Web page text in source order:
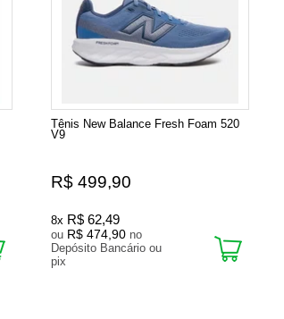
Tênis New Balance Fresh Foam 520
V9
R$ 499,90
8x R$ 62,49
ou R$ 474,90 no
Depósito Bancário ou
pix